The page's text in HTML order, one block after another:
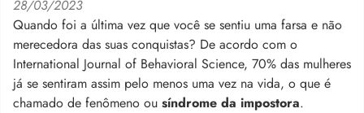
28/03/2023
Quando foi a última vez que você se sentiu uma farsa e não
merecedora das suas conquistas? De acordo com o
International Journal of Behavioral Science, 70% das mulheres
já se sentiram assim pelo menos uma vez na vida, o que é
chamado de fenômeno ou síndrome da impostora.